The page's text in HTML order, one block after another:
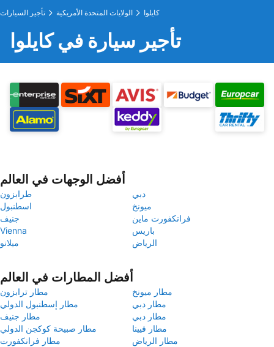
تأجير السيارات الولايات المتحدة الأمريكية كايلوا
تأجير سيارة في كايلوا
أفضل الوجهات في العالم
طرابزون
دبي
اسطنبول
ميونخ
جنيف
فرانكفورت ماين
Vienna
باريس
ميلانو
الرياض
أفضل المطارات في العالم
مطار ترابزون
مطار ميونخ
مطار إسطنبول الدولي
مطار دبي
مطار جنيف
مطار دبي
مطار صبيحة كوكجن الدولي
مطار فيينا
مطار فرانكفورت
مطار الرياض